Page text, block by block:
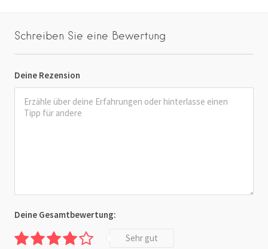
Schreiben Sie eine Bewertung
Deine Rezension
Deine Gesamtbewertung:
Sehr gut